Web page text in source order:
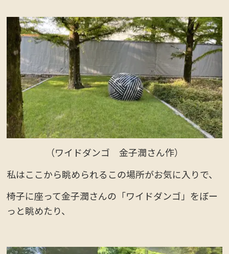
（ワイドダンゴ 金子潤さん作）
私はここから眺められるこの場所がお気に入りで、
椅子に座って金子潤さんの「ワイドダンゴ」をぼー
っと眺めたり、